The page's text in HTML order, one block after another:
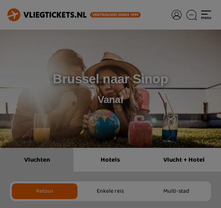
Brussel naar Sinop
Vanaf